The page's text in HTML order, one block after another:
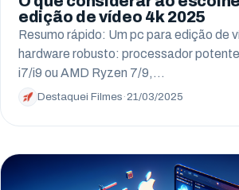
edição de vídeo 4k 2025
Resumo rápido: Um pc para edição de
hardware robusto: processador
i7/i9 ou AMD Ryzen 7/9,…
Destaquei Filmes ·21/03/2025